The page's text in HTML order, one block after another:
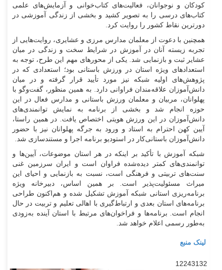
کودکان و نوجوانان، فعالیت‌های کتاب‌خوانی و آزمایش‌های علمی
کتاب‌های درسی را به تصویر کشید و بخشی از زندگی آموزشی در
دورترین نقاط کشور را روایت کرد.
همچنین با دعوت از معلمان مدارس مرزی و عشایری، روایت‌هایی از
تجربه زیسته آنان در آموزش در شرایط سخت و زندگی در میان
عشایر ثبت و بازنمایی شد. یکی از محور‌های مهم این طرح، توجه به
استعداد‌های ویژه استان در ورزش باستانی بود؛ استعدادی که در
پژوهش‌های اولیه شبکه نیز مورد تأیید قرار گرفته و در میان
دانش‌آموزان علاقه‌مندان فراوانی دارد. به همین منظور، گفت‌و‌گو با
پهلوانان، مربیان و معلمان ورزش باستانی و مدارس فعال در این
حوزه انجام شد و بخشی از برنامه به نمایش توانمندی‌های
دانش‌آموزان در این ورزش هویتی اختصاص یافت. در همین راستا،
آیین کهن احترام به استاد و ورود به جرگه پهلوانان نیز با حضور
دانش‌آموزان باستانی‌کار در استودیو برنامه اجرا و مستندسازی شد.
شبکه آموزش با تأکید بر اینکه در هر استان موضوعات، آیین‌ها و
توانمندی‌های کمتر دیده‌شده فراوان است و ایران سرزمین غنی
سنت‌های تربیتی و فرهنگی است، نسبت به بازنمایی و احیای این
میراث مسئولیت‌پذیر است. بر همین اساس، دبیرخانه ویژه
برنامه‌ریزی استانی شبکه آموزش تشکیل شده و هم‌اکنون طراحی
برنامه‌های استان بعدی و ارتباط‌گیری با اهالی تعلیم و تربیت در حال
انجام است. برنامه‌ها و فراخوان‌های مرتبط با استان آینده به‌زودی
به‌طور رسمی اعلام خواهد شد.
لینک منبع
12243132